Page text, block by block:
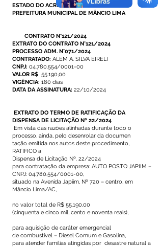
ESTADO DO ACRE
PREFEITURA MUNICIPAL DE MÂNCIO LIMA
CONTRATO N°121/2024
EXTRATO DO CONTRATO N°121/2024
PROCESSO ADM. N°071/2024
CONTRATADO: ALEM A. SILVA EIRELI
CNPJ: 04.780.554/0001-00
VALOR R$ 55.190,00
VIGÊNCIA: 180 dias
DATA DA ASSINATURA: 22/10/2024
EXTRATO DO TERMO DE RATIFICAÇÃO DA
DISPENSA DE LICITAÇÃO Nº 22/2024
Em vista das razões alinhadas durante todo o
processo, ainda, pelo desenrolar da documen
tação emitida nos autos deste procedimento,
RATIFICO a
Dispensa de Licitação Nº. 22/2024
para contratação da empresa: AUTO POSTO JAPIIM –
CNPJ: 04.780.554/0001-00,
situado na Avenida Japiim, Nº 720 – centro, em
Mâncio Lima/AC,
no valor total de R$ 55.190,00
(cinquenta e cinco mil, cento e noventa reais),
para aquisição de caráter emergencial
de combustível – Diesel Comum e Gasolina,
para atender famílias atingidas por desastre natural a